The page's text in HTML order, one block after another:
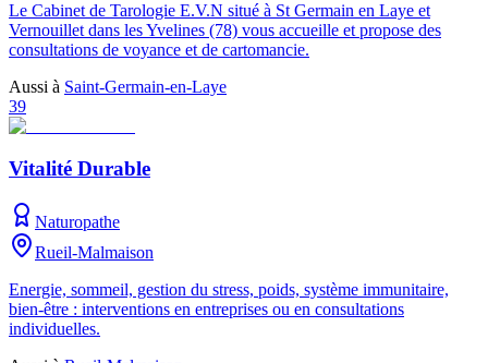
Le Cabinet de Tarologie E.V.N situé à St Germain en Laye et
Vernouillet dans les Yvelines (78) vous accueille et propose des
consultations de voyance et de cartomancie.
Aussi à Saint-Germain-en-Laye
39
Vitalité Durable
Naturopathe
Rueil-Malmaison
Energie, sommeil, gestion du stress, poids, système immunitaire,
bien-être : interventions en entreprises ou en consultations
individuelles.